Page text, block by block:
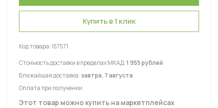
Купить в 1 клик
Код товара:157571
Стоимость доставки в пределах МКАД:1 955 рублей
Ближайшая доставка: завтра, 7 августа
Оплата при получении
Этот товар можно купить на маркетплейсах